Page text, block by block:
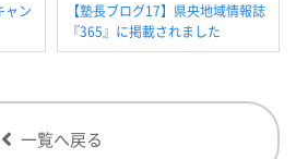
ャン
【塾長ブログ17】県央地域情報誌
『365』に掲載されました
一覧へ戻る